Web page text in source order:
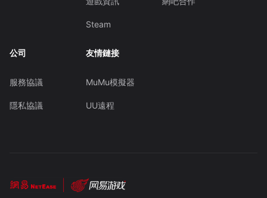
Steam
公司
服務協議
隱私協議
友情鏈接
MuMu模擬器
UU遠程